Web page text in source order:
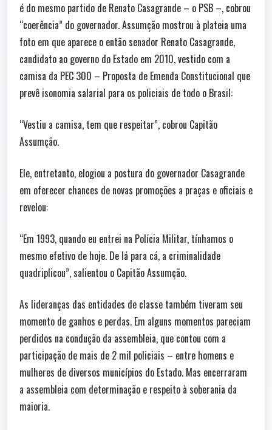
é do mesmo partido de Renato Casagrande – o PSB –, cobrou
“coerência” do governador. Assumção mostrou à plateia uma
foto em que aparece o então senador Renato Casagrande,
candidato ao governo do Estado em 2010, vestido com a
camisa da PEC 300 – Proposta de Emenda Constitucional que
prevê isonomia salarial para os policiais de todo o Brasil:
“Vestiu a camisa, tem que respeitar”, cobrou Capitão
Assumção.
Ele, entretanto, elogiou a postura do governador Casagrande
em oferecer chances de novas promoções a praças e oficiais e
revelou:
“Em 1993, quando eu entrei na Polícia Militar, tínhamos o
mesmo efetivo de hoje. De lá para cá, a criminalidade
quadriplicou”, salientou o Capitão Assumção.
As lideranças das entidades de classe também tiveram seu
momento de ganhos e perdas. Em alguns momentos pareciam
perdidos na condução da assembleia, que contou com a
participação de mais de 2 mil policiais – entre homens e
mulheres de diversos municípios do Estado. Mas encerraram
a assembleia com determinação e respeito à soberania da
maioria.